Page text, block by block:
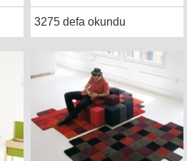
3275 defa okundu